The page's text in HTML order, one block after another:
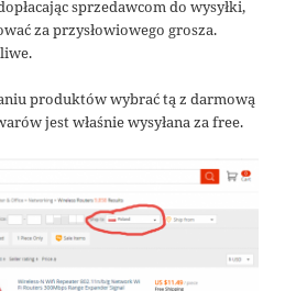
sprzedawcom do wysyłki,
za przysłowiowego grosza.
produktów wybrać tą z darmową
jest właśnie wysyłana za free.